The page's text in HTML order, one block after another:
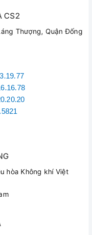
CS2
Thượng, Quận Đống
hòa Không khí Việt